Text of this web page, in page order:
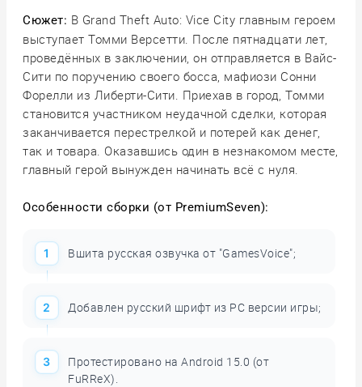
Сюжет: В Grand Theft Auto: Vice City главным героем
выступает Томми Версетти. После пятнадцати лет,
проведённых в заключении, он отправляется в Вайс-
Сити по поручению своего босса, мафиози Сонни
Форелли из Либерти-Сити. Приехав в город, Томми
становится участником неудачной сделки, которая
заканчивается перестрелкой и потерей как денег,
так и товара. Оказавшись один в незнакомом месте,
главный герой вынужден начинать всё с нуля.
Особенности сборки (от PremiumSeven):
Вшита русская озвучка от "GamesVoice";
Добавлен русский шрифт из PC версии игры;
Протестировано на Android 15.0 (от
FuRReX).